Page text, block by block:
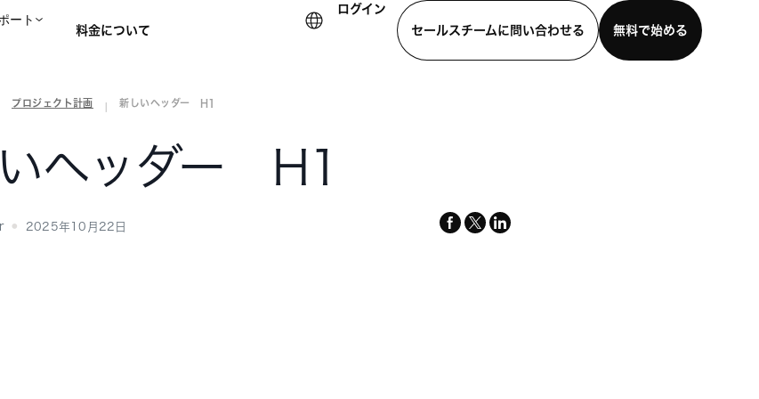
ート
料金について
ログイン
セールスチームに問い合わせる
無料で始める
プロジェクト計画 新しいヘッダー H1
ヘッダー H1
2025年10月22日 facebook
x-
linkedin